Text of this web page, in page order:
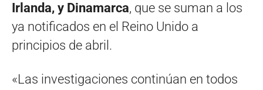
Irlanda, y Dinamarca, que se suman a los
ya notificados en el Reino Unido a
principios de abril.
«Las investigaciones continúan en todos